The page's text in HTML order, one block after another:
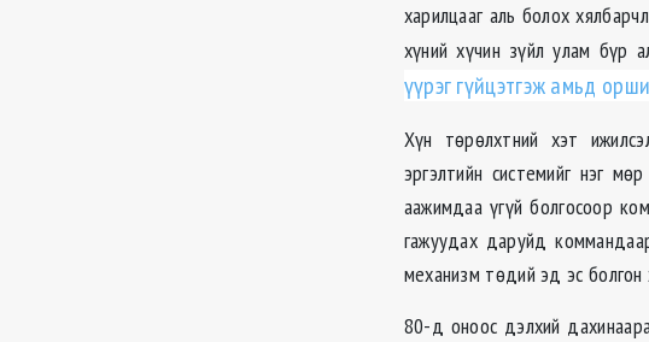
харилцааг аль болох
хүний хүчин зүйл улам бүр
үүрэг гүйцэтгэж амьд
Хүн төрөлхтний хэт
эргэлтийн системийг нэг
аажимдаа үгүй болгосоор
гажуудах даруйд
механизм төдий эд эс болгон
80-д оноос дэлхий